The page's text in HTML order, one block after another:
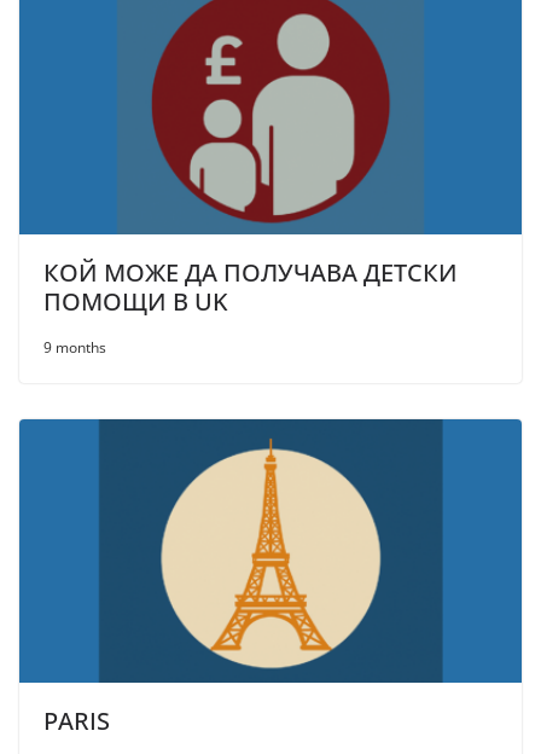
КОЙ МОЖЕ ДА ПОЛУЧАВА ДЕТСКИ
ПОМОЩИ В UK
9 months
PARIS